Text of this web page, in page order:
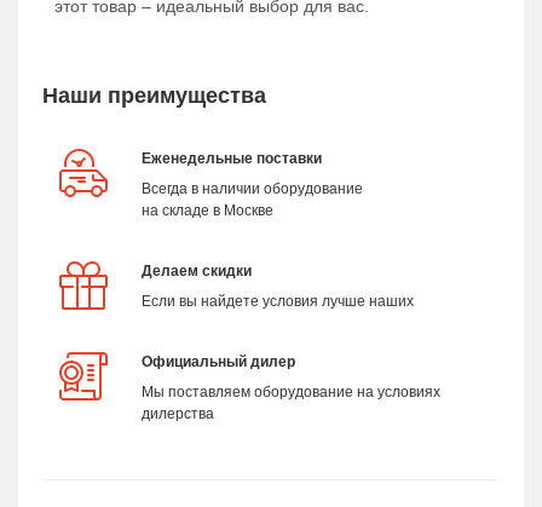
этот товар – идеальный выбор для вас.
Наши преимущества
Еженедельные поставки
Всегда в наличии оборудование
на складе в Москве
Делаем скидки
Если вы найдете условия лучше наших
Официальный дилер
Мы поставляем оборудование на условиях
дилерства